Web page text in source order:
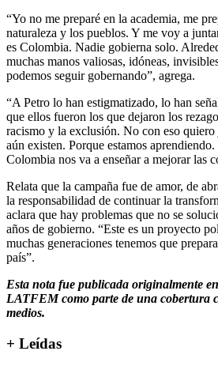
“Yo no me preparé en la academia, me
naturaleza y los pueblos. Y me voy a
es Colombia. Nadie gobierna solo.
muchas manos valiosas, idóneas,
podemos seguir gobernando”, agrega.
“A Petro lo han estigmatizado, lo han
que ellos fueron los que dejaron los
racismo y la exclusión. No con eso
aún existen. Porque estamos aprendiendo.
Colombia nos va a enseñar a mejorar las
Relata que la campaña fue de amor, de
la responsabilidad de continuar la
aclara que hay problemas que no se
años de gobierno. “Este es un proyecto
muchas generaciones tenemos que
país”.
Esta nota fue publicada originalmente en
LATFEM como parte de una cobertura
medios.
+ Leídas